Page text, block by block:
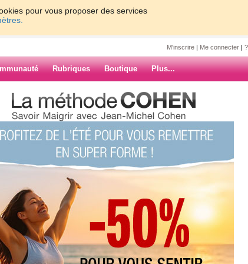
pour vous proposer des services
M'inscrire | Me connecter |
Rubriques Boutique Plus...
tôt!!!! LOL
LOL
ARCHIVES